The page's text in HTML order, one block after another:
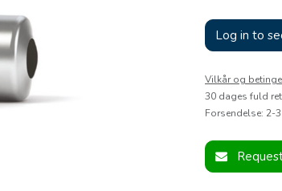
Log in to
Vilkår og
30 dages fuld
Forsendelse: 2-